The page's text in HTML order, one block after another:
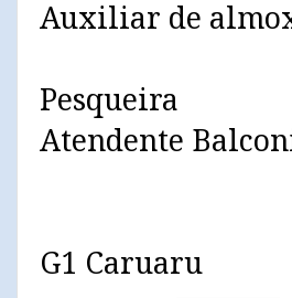
Auxiliar de
Pesqueira
Atendente
G1 Caruaru